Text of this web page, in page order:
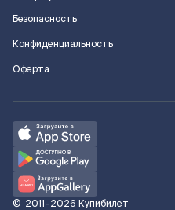
Безопасность
Конфиденциальность
Оферта
© 2011–2026 Купибилет